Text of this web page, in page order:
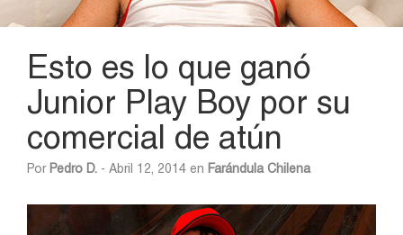
Esto es lo que ganó
Junior Play Boy por su
comercial de atún
Por Pedro D. - Abril 12, 2014 en Farándula Chilena